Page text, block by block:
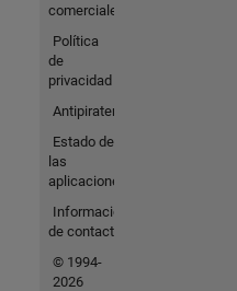
comerciales
Política
de
privacidad
Antipiratería
Estado de
las
aplicaciones
Información
de contacto
© 1994-
2026